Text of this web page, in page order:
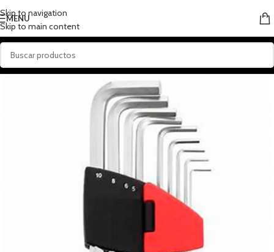
Skip to navigation
Skip to main content
MENU